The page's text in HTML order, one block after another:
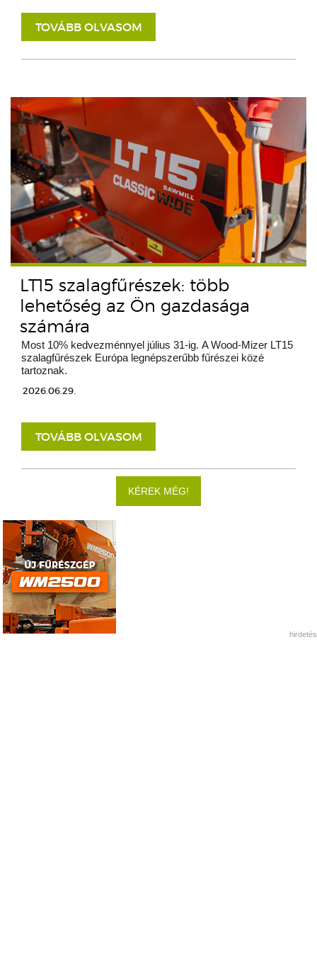
TOVÁBB OLVASOM
LT15 szalagfűrészek: több
lehetőség az Ön gazdasága
számára
Most 10% kedvezménnyel július 31-ig. A Wood-Mizer LT15
szalagfűrészek Európa legnépszerűbb fűrészei közé
tartoznak.
2026.06.29.
TOVÁBB OLVASOM
KÉREK MÉG!
hirdetés